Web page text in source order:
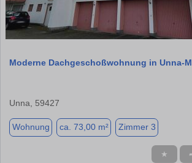
Moderne Dachgeschoßwohnung in Unna-
Unna, 59427
Wohnung ca. 73,00 m² Zimmer 3
★